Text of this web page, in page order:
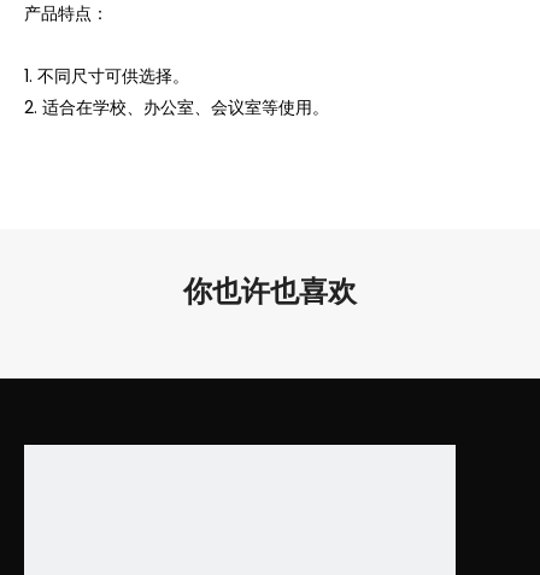
产品特点：
1. 不同尺寸可供选择。
2. 适合在学校、办公室、会议室等使用。
你也许也喜欢